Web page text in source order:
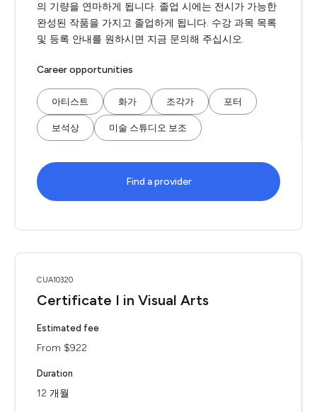
의 기량을 연마하게 됩니다. 졸업 시에는 전시가 가능한
완성된 작품을 가지고 졸업하게 됩니다. 수강 과목 목록
및 등록 안내를 원하시면 지금 문의해 주십시오.
Career opportunities
아티스트 화가 조각가 포터
보석상 미술 스튜디오 보조
Find a provider
CUA10320
Certificate I in Visual Arts
Estimated fee
From $922
Duration
12 개월